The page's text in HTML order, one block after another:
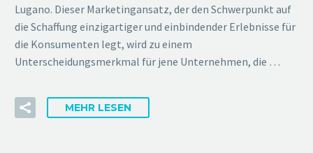
Lugano. Dieser Marketingansatz, der den Schwerpunkt auf
die Schaffung einzigartiger und einbindender Erlebnisse für
die Konsumenten legt, wird zu einem
Unterscheidungsmerkmal für jene Unternehmen, die …
MEHR LESEN